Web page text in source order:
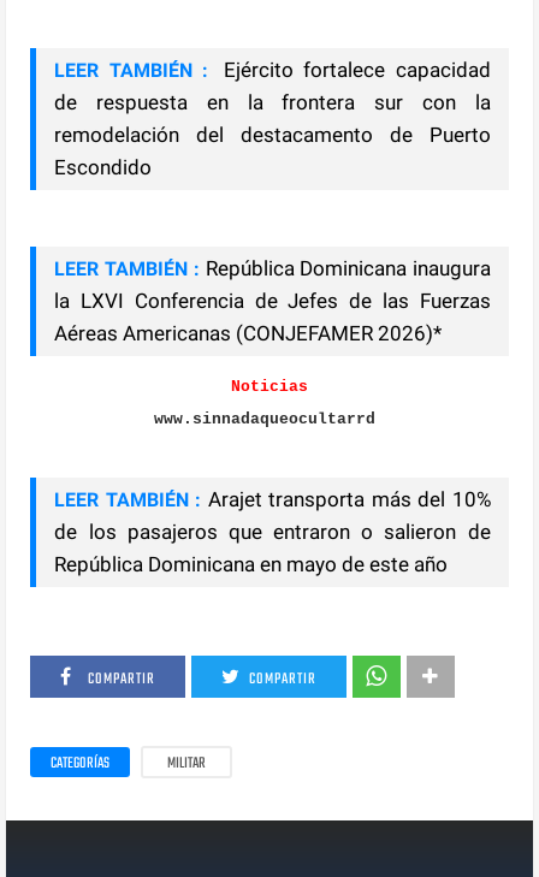
LEER TAMBIÉN :
Ejército fortalece capacidad
de respuesta en la frontera sur con la
remodelación del destacamento de Puerto
Escondido
LEER TAMBIÉN : República Dominicana inaugura
la LXVI Conferencia de Jefes de las Fuerzas
Aéreas Americanas (CONJEFAMER 2026)*
Noticias
www.sinnadaqueocultarrd
LEER TAMBIÉN : Arajet transporta más del 10%
de los pasajeros que entraron o salieron de
República Dominicana en mayo de este año
COMPARTIR COMPARTIR
CATEGORÍAS MILITAR